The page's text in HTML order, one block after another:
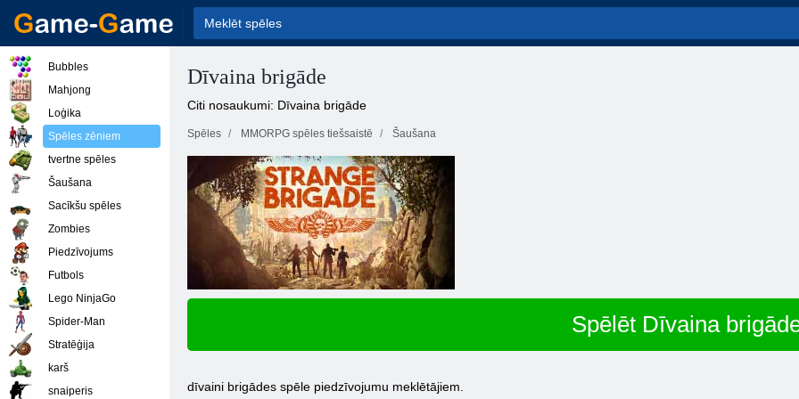
Dīvaina brigāde
Citi nosaukumi: Dīvaina brigāde
Spēles MMORPG spēles tiešsaistē Šaušana
Spēlēt Dīvaina
dīvaini brigādes spēle piedzīvojumu meklētājiem.
Bubbles
Mahjong
Loģika
Spēles zēniem
tvertne spēles
Šaušana
Sacīkšu spēles
Zombies
Piedzīvojums
Futbols
Lego NinjaGo
Spider-Man
Stratēģija
karš
snaiperis